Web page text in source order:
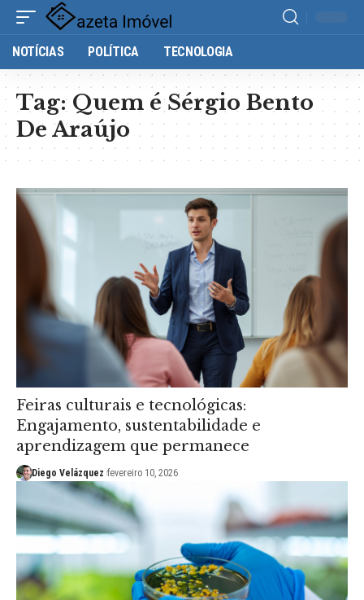
NOTÍCIAS POLÍTICA TECNOLOGIA
Tag: Quem é Sérgio Bento
De Araújo
Feiras culturais e tecnológicas:
Engajamento, sustentabilidade e
aprendizagem que permanece
Diego Velázquez fevereiro 10, 2026